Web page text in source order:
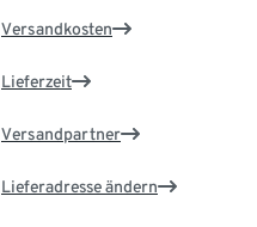
Versandkosten
Lieferzeit
Versandpartner
Lieferadresse ändern